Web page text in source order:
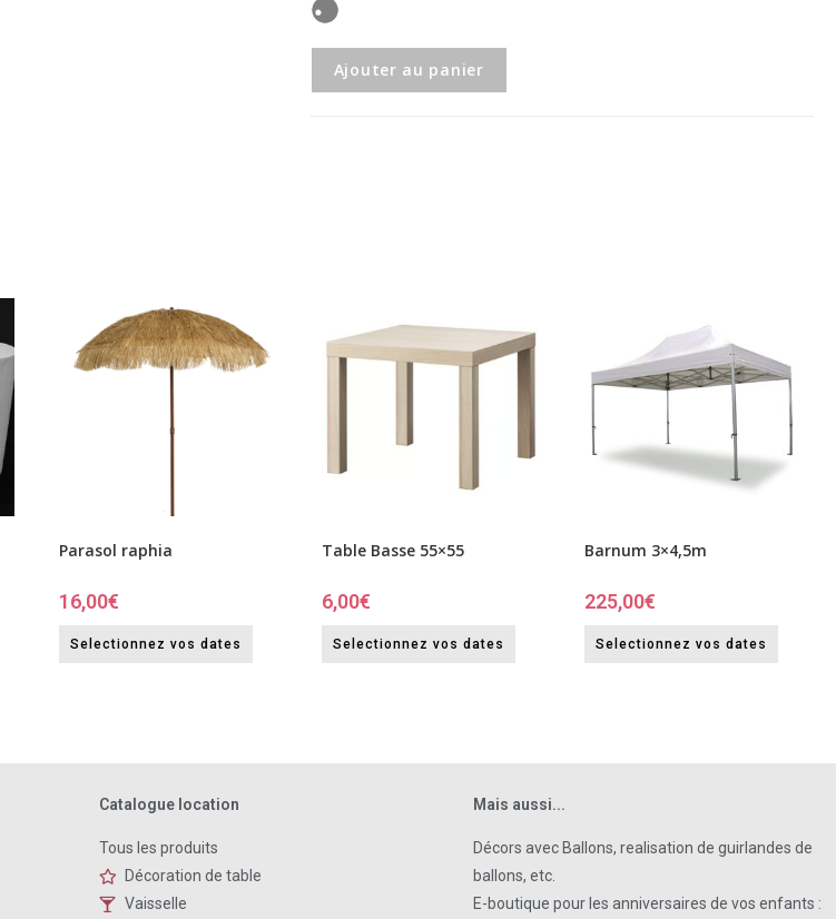
Ajouter au panier
Parasol raphia
16,00€
Selectionnez vos dates
Table Basse 55×55
6,00€
Selectionnez vos dates
Barnum 3×4,5m
225,00€
Selectionnez vos dates
Catalogue location
Tous les produits
Décoration de table
Vaisselle
Mais aussi...
Décors avec Ballons, realisation de guirlandes de
ballons, etc.
E-boutique pour les anniversaires de vos enfants :